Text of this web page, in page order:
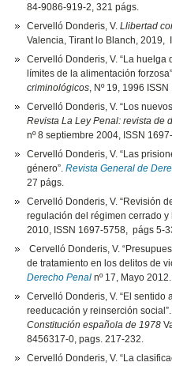
84-9086-919-2, 321 págs.
Cervelló Donderis, V.Llibertad
Valencia, Tirant lo Blanch, 2019,
Cervelló Donderis, V. “La
límites de la alimentación
criminológicos, Nº 19, 1996
Cervelló Donderis, V. “Los
Revista La Ley Penal: revista de
nº 8 septiembre 2004, ISSN
Cervelló Donderis, V. “Las
género”.Revista General de
27 págs.
Cervelló Donderis, V. “Revisión
regulación del régimen cerrado y
2010, ISSN 1697-5758, págs 5-
Cervelló Donderis, V.
de tratamiento en los delitos de
Derecho Penal nº 17, Mayo
Cervelló Donderis, V. “El
reeducación y reinserción
Constitución española de 1978
8456317-0, pags. 217-232.
Cervelló Donderis, V. “La